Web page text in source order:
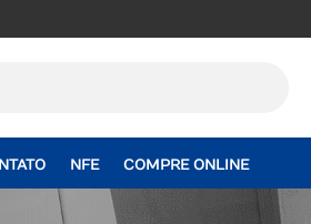
NFE COMPRE ONLINE